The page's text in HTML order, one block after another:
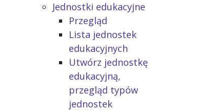
Jednostki edukacyjne
Przegląd
Lista jednostek
edukacyjnych
Utwórz jednostkę
edukacyjną,
przegląd typów
jednostek